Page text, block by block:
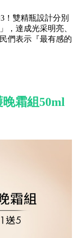
！雙精瓶設計分別
，達成光采明亮、
們表示『最有感的
霜組50ml